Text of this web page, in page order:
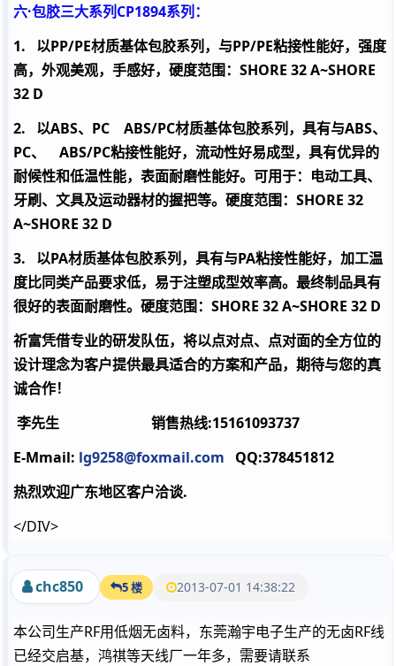
六·包胶三大系列CP1894系列：
1.
以PP/PE材质基体包胶系列，与PP/PE粘接性能好，强度
高，外观美观，手感好，硬度范围： SHORE 32 A~SHORE
32 D
2.
以ABS、 PC ABS/PC材质基体包胶系列，具有与ABS、
PC、 ABS/PC粘接性能好，流动性好易成型，具有优异的
耐候性和低温性能，表面耐磨性能好。可用于：电动工具、
牙刷、文具及运动器材的握把等。硬度范围： SHORE 32
A~SHORE 32 D
3.
以PA材质基体包胶系列，具有与PA粘接性能好，加工温
度比同类产品要求低，易于注塑成型效率高。最终制品具有
很好的表面耐磨性。硬度范围： SHORE 32 A~SHORE 32 D
祈富凭借专业的研发队伍，将以点对点、点对面的全方位的
设计理念为客户提供最具适合的方案和产品，期待与您的真
诚合作！
李先生 销售热线:15161093737
E-Mmail: lg9258@foxmail.com QQ:378451812
热烈欢迎广东地区客户洽谈.
</DIV>
chc850 5 楼 2013-07-01 14:38:22
本公司生产RF用低烟无卤料，东莞瀚宇电子生产的无卤RF线
已经交启基，鸿祺等天线厂一年多，需要请联系